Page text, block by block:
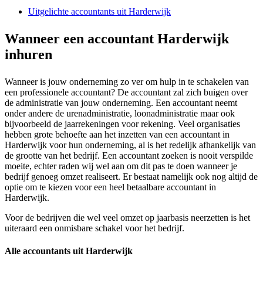
Uitgelichte accountants uit Harderwijk
Wanneer een accountant Harderwijk
inhuren
Wanneer is jouw onderneming zo ver om hulp in te schakelen van
een professionele accountant? De accountant zal zich buigen over
de administratie van jouw onderneming. Een accountant neemt
onder andere de urenadministratie, loonadministratie maar ook
bijvoorbeeld de jaarrekeningen voor rekening. Veel organisaties
hebben grote behoefte aan het inzetten van een accountant in
Harderwijk voor hun onderneming, al is het redelijk afhankelijk van
de grootte van het bedrijf. Een accountant zoeken is nooit verspilde
moeite, echter raden wij wel aan om dit pas te doen wanneer je
bedrijf genoeg omzet realiseert. Er bestaat namelijk ook nog altijd de
optie om te kiezen voor een heel betaalbare accountant in
Harderwijk.
Voor de bedrijven die wel veel omzet op jaarbasis neerzetten is het
uiteraard een onmisbare schakel voor het bedrijf.
Alle accountants uit Harderwijk